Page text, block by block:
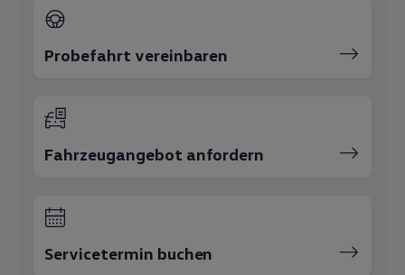
Transport
Familie
Probefahrt vereinbaren
Fahrzeugangebot anfordern
Servicetermin buchen